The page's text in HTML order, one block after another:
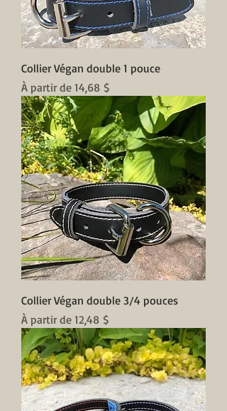
Collier Végan double 1 pouce
À partir de 14,68 $
Prix promotionnel
Collier Végan double 3/4 pouces
À partir de 12,48 $
Prix promotionnel